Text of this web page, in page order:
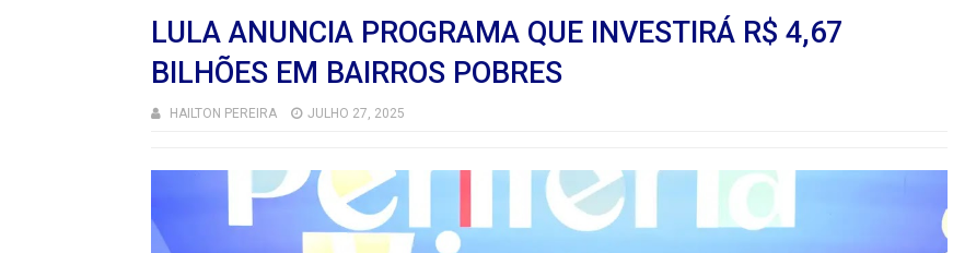
LULA ANUNCIA PROGRAMA QUE INVESTIRÁ R$ 4,67
BILHÕES EM BAIRROS POBRES
HAILTON PEREIRA JULHO 27, 2025